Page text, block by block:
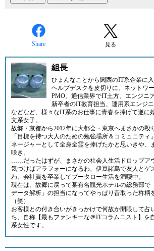
Share 見る
組長
ひょんなことから関西のIT系企業に入
ヘルプデスクを皮切りに、ネットワ
PMO、通信業界でIT土方、エンジニ
新卒者のIT教育担当、運用系エンジ
などなど、様々なIT系のお仕事に青春を捧げて遂に
文系女子。
故郷・京都から2012年に大都会・東京へまさかの殴
「目標を持つ大人のための勉強場所＆コミュニティ」
ネージャーとして全身全霊を捧げたかと思いきや、
咲き。
……だったはずが、まさかの社会人生活ドロップア
気づけばアラフォーになるわ、伊豆諸島で友人とゲ
わ、会社員を卒業してプータロー生活を満喫中。
現在は、故郷に戻って某有名観光ホテルの総務部で
データ解析」の担当になってやっぱり昔取った杵柄
（笑）
お客様との付き合いがきっかけで何故か開眼して占
ち、自称【最もファンキーな＠ITコラムニスト】を
系女性です。